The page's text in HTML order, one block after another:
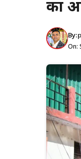
का
By:
On: